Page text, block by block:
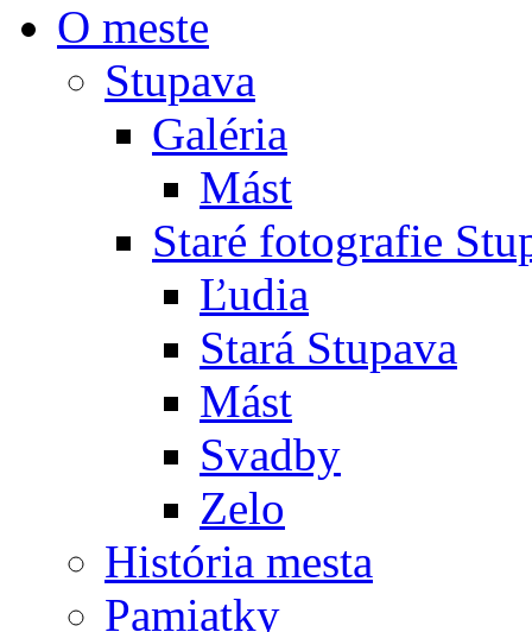
O meste
Stupava
Galéria
Mást
Staré fotografie
Ľudia
Stará Stupava
Mást
Svadby
Zelo
História mesta
Pamiatky